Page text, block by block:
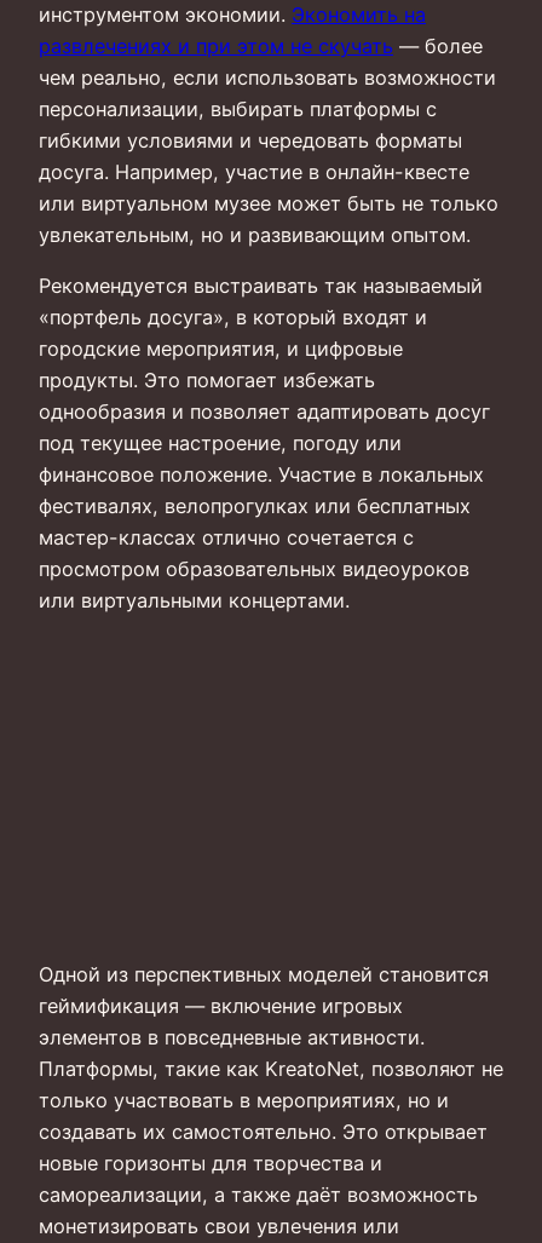
инструментом экономии. Экономить на
развлечениях и при этом не скучать — более
чем реально, если использовать возможности
персонализации, выбирать платформы с
гибкими условиями и чередовать форматы
досуга. Например, участие в онлайн-квесте
или виртуальном музее может быть не только
увлекательным, но и развивающим опытом.
Рекомендуется выстраивать так называемый
«портфель досуга», в который входят и
городские мероприятия, и цифровые
продукты. Это помогает избежать
однообразия и позволяет адаптировать досуг
под текущее настроение, погоду или
финансовое положение. Участие в локальных
фестивалях, велопрогулках или бесплатных
мастер-классах отлично сочетается с
просмотром образовательных видеоуроков
или виртуальными концертами.
Одной из перспективных моделей становится
геймификация — включение игровых
элементов в повседневные активности.
Платформы, такие как KreatoNet, позволяют не
только участвовать в мероприятиях, но и
создавать их самостоятельно. Это открывает
новые горизонты для творчества и
самореализации, а также даёт возможность
монетизировать свои увлечения или